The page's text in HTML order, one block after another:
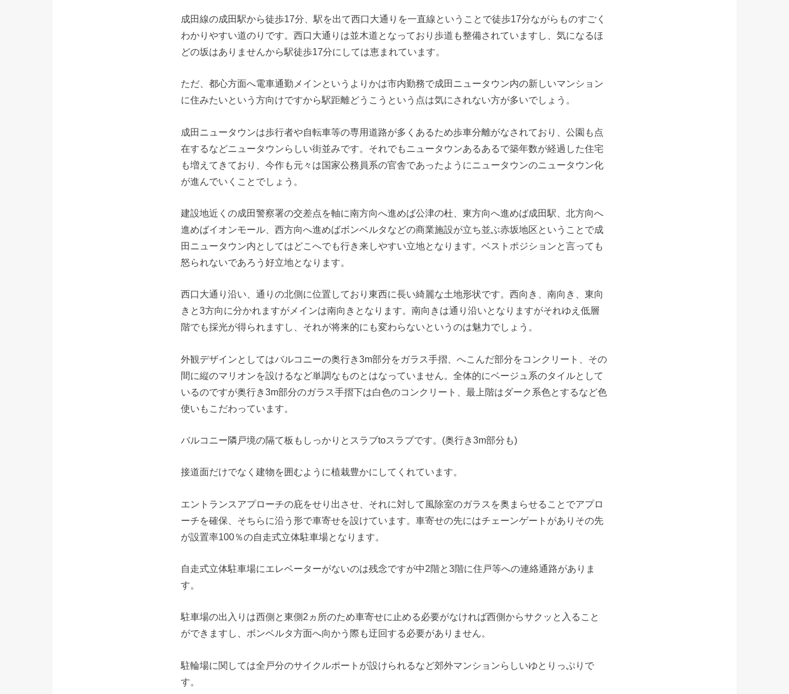
成田線の成田駅から徒歩17分、駅を出て西口大通りを一直線ということで徒歩17分ながらものすごく
わかりやすい道のりです。西口大通りは並木道となっており歩道も整備されていますし、気になるほ
どの坂はありませんから駅徒歩17分にしては恵まれています。
ただ、都心方面へ電車通勤メインというよりかは市内勤務で成田ニュータウン内の新しいマンション
に住みたいという方向けですから駅距離どうこうという点は気にされない方が多いでしょう。
成田ニュータウンは歩行者や自転車等の専用道路が多くあるため歩車分離がなされており、公園も点
在するなどニュータウンらしい街並みです。それでもニュータウンあるあるで築年数が経過した住宅
も増えてきており、今作も元々は国家公務員系の官舎であったようにニュータウンのニュータウン化
が進んでいくことでしょう。
建設地近くの成田警察署の交差点を軸に南方向へ進めば公津の杜、東方向へ進めば成田駅、北方向へ
進めばイオンモール、西方向へ進めばボンベルタなどの商業施設が立ち並ぶ赤坂地区ということで成
田ニュータウン内としてはどこへでも行き来しやすい立地となります。ベストポジションと言っても
怒られないであろう好立地となります。
西口大通り沿い、通りの北側に位置しており東西に長い綺麗な土地形状です。西向き、南向き、東向
きと3方向に分かれますがメインは南向きとなります。南向きは通り沿いとなりますがそれゆえ低層
階でも採光が得られますし、それが将来的にも変わらないというのは魅力でしょう。
外観デザインとしてはバルコニーの奥行き3m部分をガラス手摺、へこんだ部分をコンクリート、その
間に縦のマリオンを設けるなど単調なものとはなっていません。全体的にベージュ系のタイルとして
いるのですが奥行き3m部分のガラス手摺下は白色のコンクリート、最上階はダーク系色とするなど色
使いもこだわっています。
バルコニー隣戸境の隔て板もしっかりとスラブtoスラブです。(奥行き3m部分も)
接道面だけでなく建物を囲むように植栽豊かにしてくれています。
エントランスアプローチの庇をせり出させ、それに対して風除室のガラスを奥まらせることでアプロ
ーチを確保、そちらに沿う形で車寄せを設けています。車寄せの先にはチェーンゲートがありその先
が設置率100％の自走式立体駐車場となります。
自走式立体駐車場にエレベーターがないのは残念ですが中2階と3階に住戸等への連絡通路がありま
す。
駐車場の出入りは西側と東側2ヵ所のため車寄せに止める必要がなければ西側からサクッと入ること
ができますし、ボンベルタ方面へ向かう際も迂回する必要がありません。
駐輪場に関しては全戸分のサイクルポートが設けられるなど郊外マンションらしいゆとりっぷりで
す。